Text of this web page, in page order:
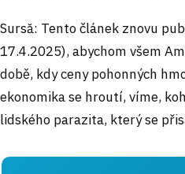
Sursă: Tento článek znovu
17.4.2025), abychom všem
době, kdy ceny pohonných
ekonomika se hroutí, víme,
lidského parazita, který se